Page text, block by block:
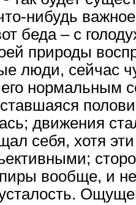
нибудь
беда – с
природы
люди, сейчас
нормальным
движения
себя, хотя
вообще, и